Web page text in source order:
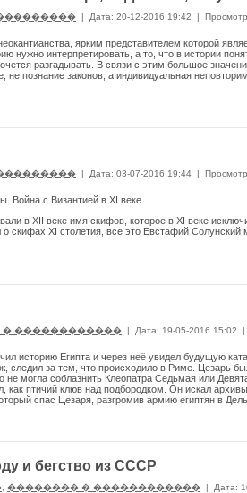
| Дата: 20-12-2016 19:42 |
ярким представителем которой
нужно интерпретировать, а то, что в истории
разгадывать. В связи с этим большое
не познание законов, а индивидуальная
| Дата: 03-07-2016 19:44 |
Война с Византией в XI веке.
в XII веке имя скифов, которое в XI веке
скифах XI столетия, все это Евстафий Солунский
� ������������ | Дата: 19-05-2016 15:02 |
историю Египта и через неё увидел будущую
следил за тем, что происходило в Риме. Цезарь
могла соблазнить Клеопатра Седьмая или
как птичий клюв над подбородком. Он искал
спас Цезаря, разгромив армию египтян в
фараонов.
и бегство из СССР
�������� � ������������ | Дата: